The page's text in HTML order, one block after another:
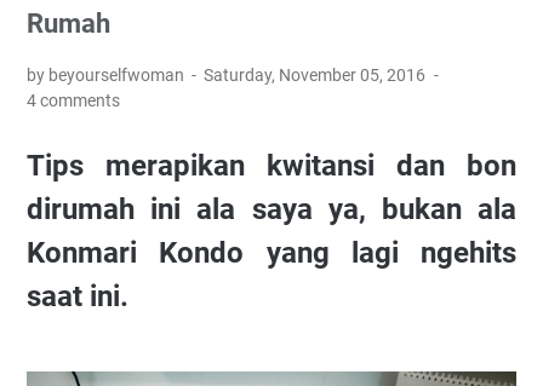
Rumah
by beyourselfwoman
Saturday, November 05, 2016
4 comments
Tips merapikan kwitansi dan bon
dirumah ini ala saya ya, bukan ala
Konmari Kondo yang lagi ngehits
saat ini.